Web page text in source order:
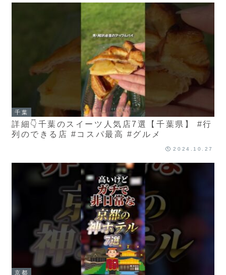
千葉
詳細👇千葉のスイーツ人気店7選【千葉県】 #行
列のできる店 #コスパ最高 #グルメ
2024.10.27
京都